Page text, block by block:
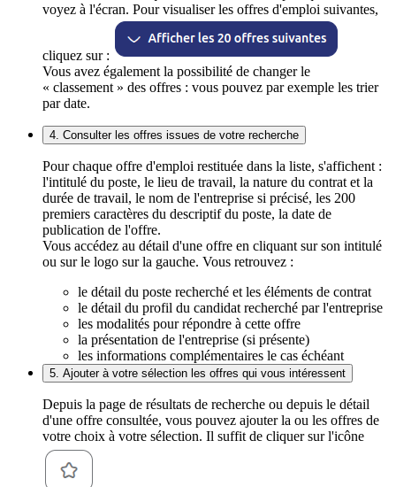
voyez à l'écran. Pour visualiser les offres d'emploi suivantes,
cliquez sur :
Vous avez également la possibilité de changer le
« classement » des offres : vous pouvez par exemple les trier
par date.
4. Consulter les offres issues de votre recherche
Pour chaque offre d'emploi restituée dans la liste, s'affichent :
l'intitulé du poste, le lieu de travail, la nature du contrat et la
durée de travail, le nom de l'entreprise si précisé, les 200
premiers caractères du descriptif du poste, la date de
publication de l'offre.
Vous accédez au détail d'une offre en cliquant sur son intitulé
ou sur le logo sur la gauche. Vous retrouvez :
le détail du poste recherché et les éléments de contrat
le détail du profil du candidat recherché par l'entreprise
les modalités pour répondre à cette offre
la présentation de l'entreprise (si présente)
les informations complémentaires le cas échéant
5. Ajouter à votre sélection les offres qui vous intéressent
Depuis la page de résultats de recherche ou depuis le détail
d'une offre consultée, vous pouvez ajouter la ou les offres de
votre choix à votre sélection. Il suffit de cliquer sur l'icône